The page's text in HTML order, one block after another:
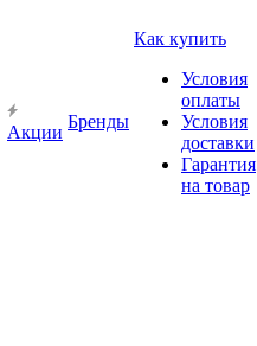
Акции
Бренды
Как купить
Условия
оплаты
Условия
доставки
Гарантия
на товар